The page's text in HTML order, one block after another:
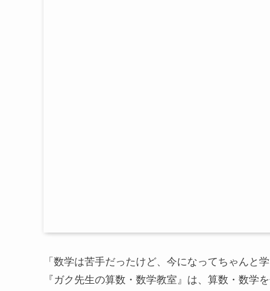
「数学は苦手だったけど、今になってちゃんと
『ガク先生の算数・数学教室』は、算数・数学